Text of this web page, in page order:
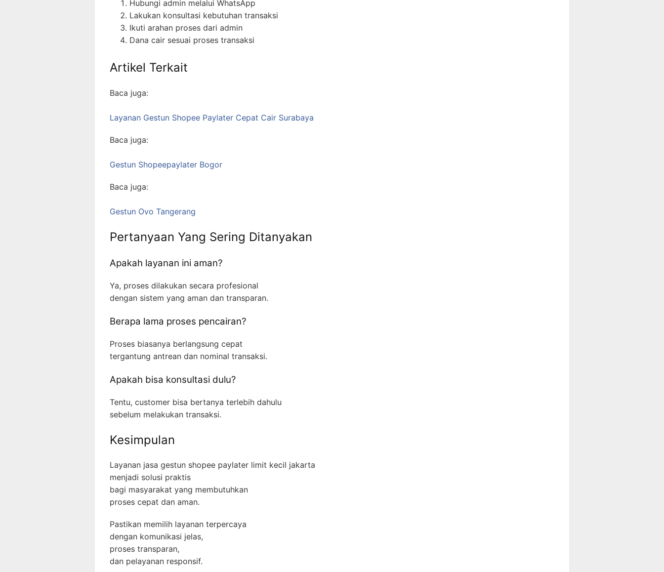
Hubungi admin melalui WhatsApp
Lakukan konsultasi kebutuhan transaksi
Ikuti arahan proses dari admin
Dana cair sesuai proses transaksi
Artikel Terkait
Baca juga:
Layanan Gestun Shopee Paylater Cepat Cair Surabaya
Baca juga:
Gestun Shopeepaylater Bogor
Baca juga:
Gestun Ovo Tangerang
Pertanyaan Yang Sering Ditanyakan
Apakah layanan ini aman?
Ya, proses dilakukan secara profesional
dengan sistem yang aman dan transparan.
Berapa lama proses pencairan?
Proses biasanya berlangsung cepat
tergantung antrean dan nominal transaksi.
Apakah bisa konsultasi dulu?
Tentu, customer bisa bertanya terlebih dahulu
sebelum melakukan transaksi.
Kesimpulan
Layanan jasa gestun shopee paylater limit kecil jakarta
menjadi solusi praktis
bagi masyarakat yang membutuhkan
proses cepat dan aman.
Pastikan memilih layanan terpercaya
dengan komunikasi jelas,
proses transparan,
dan pelayanan responsif.